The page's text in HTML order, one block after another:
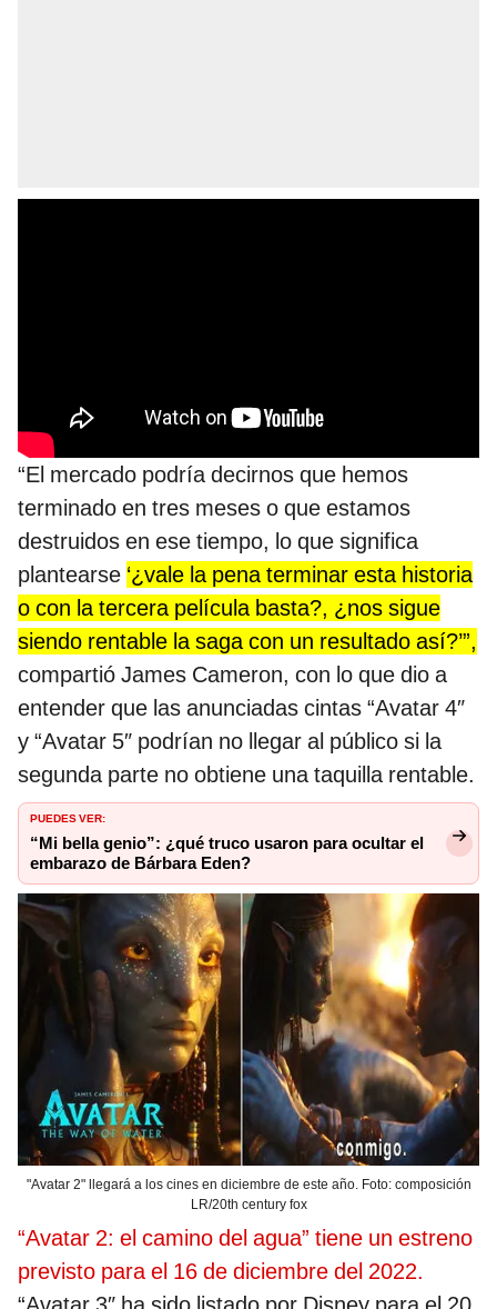
“El mercado podría decirnos que hemos
terminado en tres meses o que estamos
destruidos en ese tiempo, lo que significa
plantearse ‘¿vale la pena terminar esta historia
o con la tercera película basta?, ¿nos sigue
siendo rentable la saga con un resultado así?’”,
compartió James Cameron, con lo que dio a
entender que las anunciadas cintas “Avatar 4″
y “Avatar 5″ podrían no llegar al público si la
segunda parte no obtiene una taquilla rentable.
PUEDES VER:
“Mi bella genio”: ¿qué truco usaron para ocultar el
embarazo de Bárbara Eden?
"Avatar 2" llegará a los cines en diciembre de este año. Foto: composición
LR/20th century fox
“Avatar 2: el camino del agua” tiene un estreno
previsto para el 16 de diciembre del 2022.